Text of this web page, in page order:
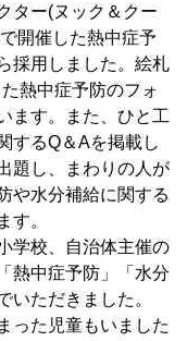
ター(ヌック＆クー
開催した熱中症予
採用しました。絵札
熱中症予防のフォ
ます。また、ひと工
するQ＆Aを掲載し
題し、まわりの人が
や水分補給に関する
す。
学校、自治体主催の
熱中症予防」「水分
いただきました。
った児童もいました